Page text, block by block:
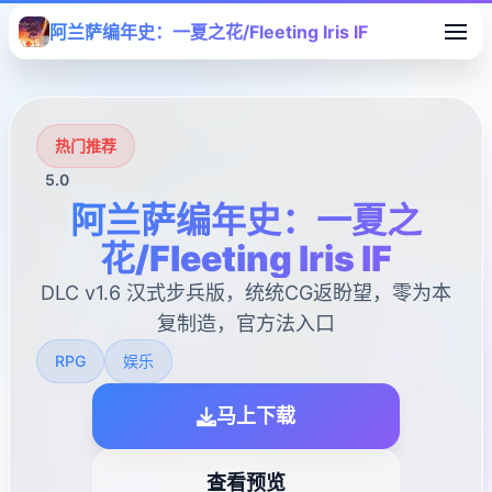
阿兰萨编年史：一夏之花/Fleeting Iris IF
热门推荐
5.0
阿兰萨编年史：一夏之
花/Fleeting Iris IF
DLC v1.6 汉式步兵版，统统CG返盼望，零为本
复制造，官方法入口
RPG 娱乐
马上下载
查看预览